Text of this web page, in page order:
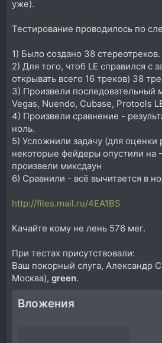
уже).
Тестирование проводилось по
1) Было создано 38 стереотреков.
2) Для того, чтоб LE справился с
открывать всего 16 треков) 38
3) Произвели последовательный
Vegas, Nuendo, Cubase, Protools
4) Произвели сравнение -
ноль.
5) Усложнили задачу (для оценки
некоторые фейдеры опустили на
произвели миксдаун
6) Сравнили - всё вычитается в
http://files.mail.ru/4EA1BS
Качайте кому не лень 576 мег.
При тестах присутствовали:
Ваш покорный слуга, Александр
Москва), green.
Вложения